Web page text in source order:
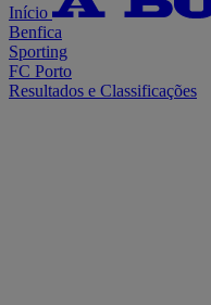
Início
Benfica
Sporting
FC Porto
Resultados e Classificações